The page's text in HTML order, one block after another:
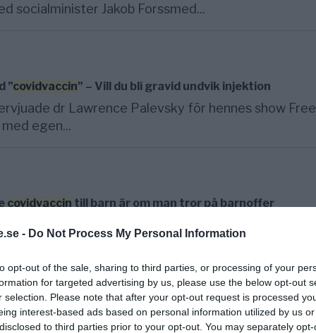
- Do Not Process My Personal Information
opt-out of the sale, sharing to third parties, or processing of your
for targeted advertising by us, please use the below opt-out
selection. Please note that after your opt-out request is processed
interest-based ads based on personal information utilized by us
to third parties prior to your opt-out. You may separately
socialminister Jakob Forssmed...
”covidvaccin” – Vill du bli gravid undvik injektion
dr Lawrence Palevsky för hennes show Free
egen...
covidvaccin till barn är om man tror på barnoffer
livläkare ut och varnar för vaccinerna. Han har
efter fynd av metalliska partiklar